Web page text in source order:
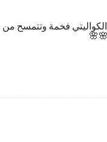
فخمة وتتمسح